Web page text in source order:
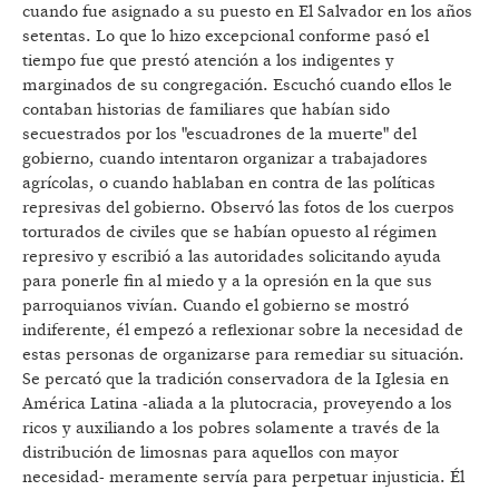
cuando fue asignado a su puesto en El Salvador en los años
setentas. Lo que lo hizo excepcional conforme pasó el
tiempo fue que prestó atención a los indigentes y
marginados de su congregación. Escuchó cuando ellos le
contaban historias de familiares que habían sido
secuestrados por los "escuadrones de la muerte" del
gobierno, cuando intentaron organizar a trabajadores
agrícolas, o cuando hablaban en contra de las políticas
represivas del gobierno. Observó las fotos de los cuerpos
torturados de civiles que se habían opuesto al régimen
represivo y escribió a las autoridades solicitando ayuda
para ponerle fin al miedo y a la opresión en la que sus
parroquianos vivían. Cuando el gobierno se mostró
indiferente, él empezó a reflexionar sobre la necesidad de
estas personas de organizarse para remediar su situación.
Se percató que la tradición conservadora de la Iglesia en
América Latina -aliada a la plutocracia, proveyendo a los
ricos y auxiliando a los pobres solamente a través de la
distribución de limosnas para aquellos con mayor
necesidad- meramente servía para perpetuar injusticia. Él